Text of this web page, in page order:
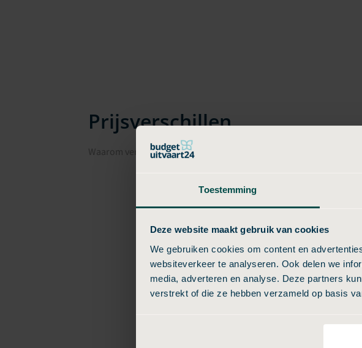
Toestemming
Deze website maakt gebruik van cookies
We gebruiken cookies om content en
websiteverkeer te analyseren. Ook delen we
media, adverteren en analyse. Deze partners
verstrekt of die ze hebben verzameld op basis
Prijsverschillen
Waarom verschillen uitvaartkosten in Voorschoten per aanbieder?